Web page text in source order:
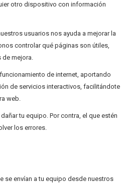
otro dispositivo con información
usuarios nos ayuda a mejorar la
controlar qué páginas son útiles,
de mejora.
de internet, aportando
de servicios interactivos, facilitándote
web.
tu equipo. Por contra, el que estén
los errores.
se envían a tu equipo desde nuestros